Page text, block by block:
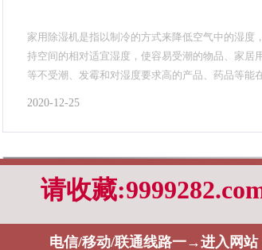
家用除湿机是指以制冷的方式来降低空气中的湿度
持空间的相对适宜湿度，使容易受潮的物品、家居
等不受潮、发霉和对湿度要求高的产品、药品等能
2020-12-25